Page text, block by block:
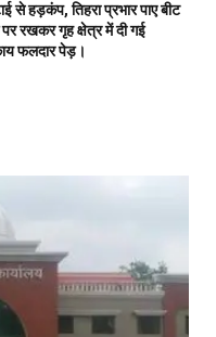
हड़कंप, तिहरा प्रभार पाए बीट
रखकर गृह क्षेत्र में दी गई
फलदार पेड़।